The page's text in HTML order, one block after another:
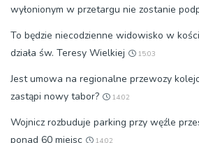
wyłonionym w przetargu nie zostanie
To będzie niecodzienne widowisko w
działa św. Teresy Wielkiej
15:03
Jest umowa na regionalne przewozy
zastąpi nowy tabor?
14:02
Wojnicz rozbuduje parking przy węźle
ponad 60 miejsc
14:02